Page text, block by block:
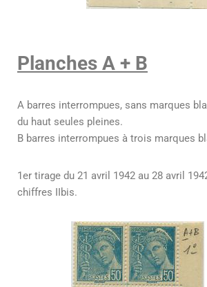
Planches A + B
A barres interrompues, sans marques
du haut seules pleines.
B barres interrompues à trois marques
1er tirage du 21 avril 1942 au 28 avril
chiffres IIbis.